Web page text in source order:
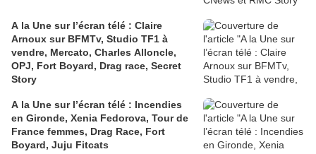
A la Une sur l’écran télé : Claire
Arnoux sur BFMTv, Studio TF1 à
vendre, Mercato, Charles Alloncle,
OPJ, Fort Boyard, Drag race, Secret
Story
A la Une sur l’écran télé : Incendies
en Gironde, Xenia Fedorova, Tour de
France femmes, Drag Race, Fort
Boyard, Juju Fitcats